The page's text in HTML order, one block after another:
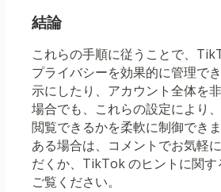
結論
これらの手順に従うことで、
プライバシーを効果的に管理で
示にしたり、アカウント全体を
場合でも、これらの設定により
閲覧できるかを柔軟に制御でき
ある場合は、コメントでお気軽
だくか、TikTok のヒントに関す
ご覧ください。